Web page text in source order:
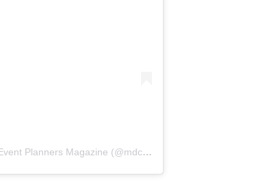
Una publicación compartida por MDC – The Event Planners Magazine (@mdc_magazine)